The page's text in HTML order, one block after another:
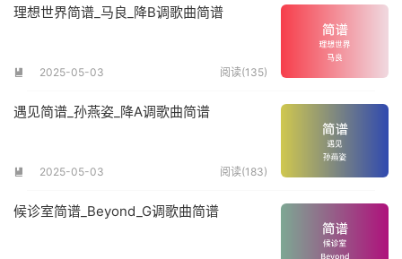
理想世界简谱_马良_降B调歌曲简谱
 2025-05-03 阅读(135)
遇见简谱_孙燕姿_降A调歌曲简谱
 2025-05-03 阅读(183)
候诊室简谱_Beyond_G调歌曲简谱